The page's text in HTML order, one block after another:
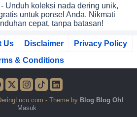
Unduh koleksi nada dering unik,
untuk ponsel Anda. Nikmati
cepat, tanpa batasan!
Us Disclaimer
Privacy Policy
& Conditions
- Theme by Blog Blog Oh!
Masuk